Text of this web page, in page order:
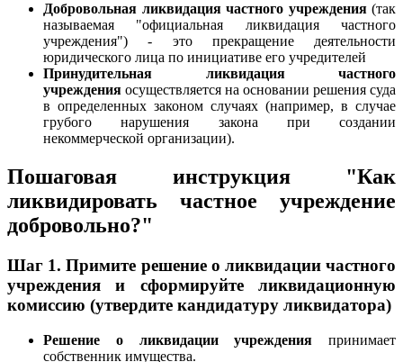
Добровольная ликвидация частного учреждения(так
называемая "официальная ликвидация частного
учреждения") - это прекращение деятельности
юридического лица по инициативе его учредителей
Принудительная ликвидация частного
учреждения осуществляется на основании решения суда
в определенных законом случаях (например, в случае
грубого нарушения закона при создании
некоммерческой организации).
Пошаговая инструкция "Как
ликвидировать частное учреждение
добровольно?"
Шаг 1. Примите решение о ликвидации частного
учреждения и сформируйте ликвидационную
комиссию (утвердите кандидатуру ликвидатора)
Решение о ликвидации учреждения принимает
собственник имущества.